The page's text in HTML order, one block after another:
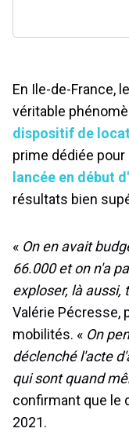
En Ile-de-France,
véritable
dispositif de
prime dédiée pour
lancée en début
résultats bien
« On en avait
66.000 et on n'a
exploser, là aussi,
Valérie Pécresse,
mobilités. « On
déclenché l'acte
qui sont quand
confirmant que le
2021.